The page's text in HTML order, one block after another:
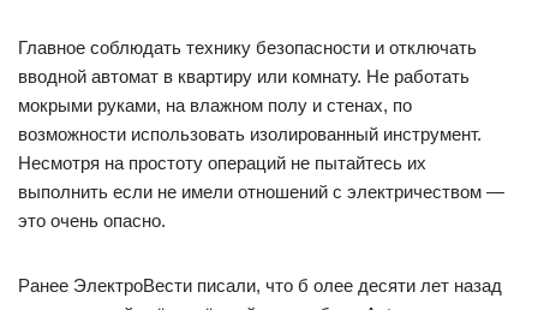
Главное соблюдать технику безопасности и отключать
вводной автомат в квартиру или комнату. Не работать
мокрыми руками, на влажном полу и стенах, по
возможности использовать изолированный инструмент.
Несмотря на простоту операций не пытайтесь их
выполнить если не имели отношений с электричеством —
это очень опасно.
Ранее ЭлектроВести писали, что б олее десяти лет назад